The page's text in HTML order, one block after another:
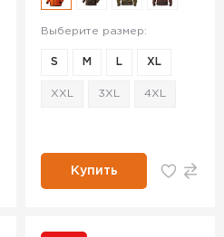
Выберите размер:
S M L XL
XXL 3XL 4XL
Купить